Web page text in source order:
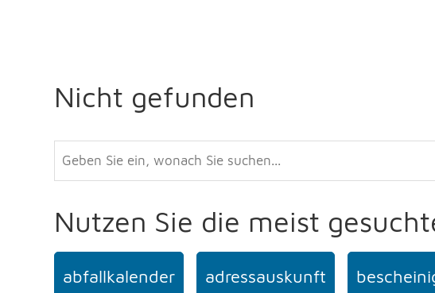
Nicht gefunden
Nutzen Sie die meist
abfallkalender adressauskunft